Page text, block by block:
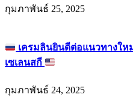
กุมภาพันธ์ 25, 2025
เครมลินยินดีต่อแนวทางใ
เซเลนสกี
กุมภาพันธ์ 24, 2025